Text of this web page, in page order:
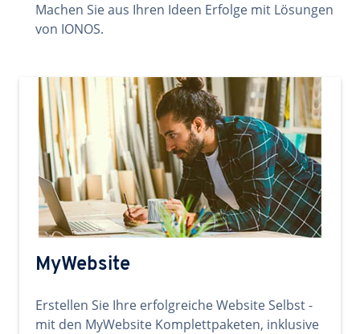
Machen Sie aus Ihren Ideen Erfolge mit Lösungen
von IONOS.
MyWebsite
Erstellen Sie Ihre erfolgreiche Website Selbst -
mit den MyWebsite Komplettpaketen, inklusive